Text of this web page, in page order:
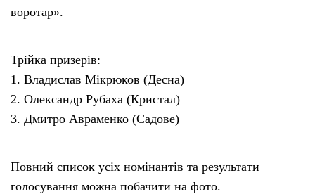
воротар».
Трійка призерів:
1. Владислав Мікрюков (Десна)
2. Олександр Рубаха (Кристал)
3. Дмитро Авраменко (Садове)
Повний список усіх номінантів та результати
голосування можна побачити на фото.